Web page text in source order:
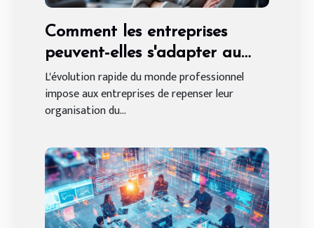
Comment les entreprises
peuvent-elles s'adapter au
travail hybride en 2025 ?
L'évolution rapide du monde professionnel
impose aux entreprises de repenser leur
organisation du...